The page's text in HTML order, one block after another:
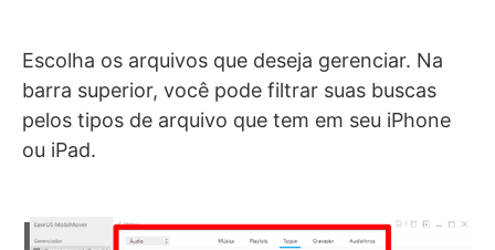
Escolha os arquivos que deseja gerenciar. Na
barra superior, você pode filtrar suas buscas
pelos tipos de arquivo que tem em seu iPhone
ou iPad.